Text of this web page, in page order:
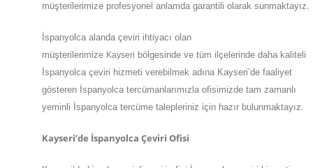
müşterilerimize profesyonel anlamda garantili olarak sunmaktayız.
İspanyolca alanda çeviri ihtiyacı olan
müşterilerimize Kayseri bölgesinde ve tüm ilçelerinde daha kaliteli
İspanyolca çeviri hizmeti verebilmek adına Kayseri’de faaliyet
gösteren İspanyolca tercümanlarımızla ofisimizde tam zamanlı
yeminli İspanyolca tercüme talepleriniz için hazır bulunmaktayız.
Kayseri’de İspanyolca Çeviri Ofisi